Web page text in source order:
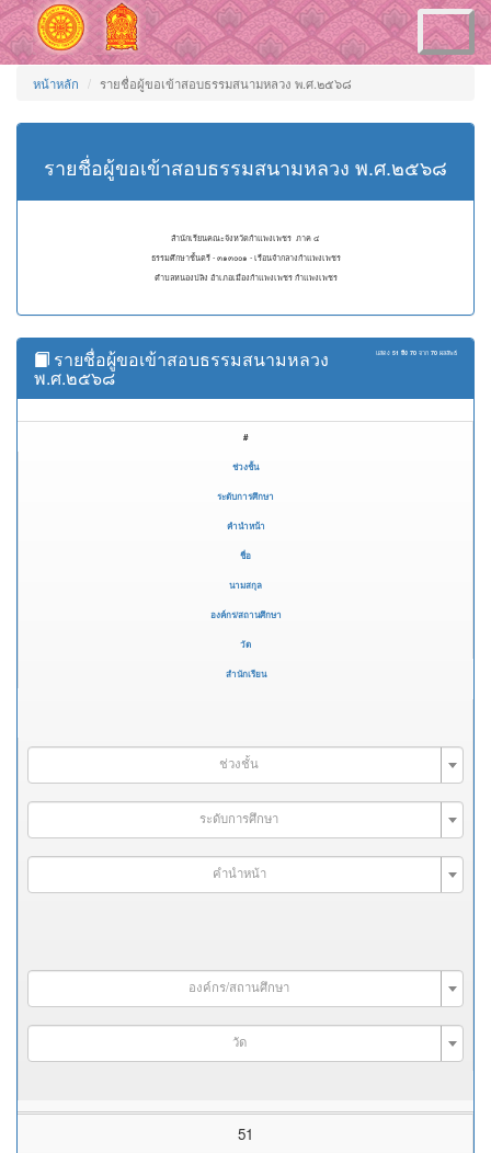
Toggle
navigation
หน้าหลัก รายชื่อผู้ขอเข้าสอบธรรมสนามหลวง พ.ศ.๒๕๖๘
รายชื่อผู้ขอเข้าสอบธรรมสนามหลวง พ.ศ.๒๕๖๘
สำนักเรียนคณะจังหวัดกำแพงเพชร ภาค ๔
ธรรมศึกษาชั้นตรี - ๓๑๓๐๐๑ - เรือนจำกลางกำแพงเพชร
ตำบลหนองปลิง อำเภอเมืองกำแพงเพชร กำแพงเพชร
แสดง 51 ถึง 70 จาก 70 ผลลัพธ์
รายชื่อผู้ขอเข้าสอบธรรมสนามหลวง
พ.ศ.๒๕๖๘
#
ช่วงชั้น
ระดับการศึกษา
คำนำหน้า
ชื่อ
นามสกุล
องค์กร/สถานศึกษา
วัด
สำนักเรียน
ช่วงชั้น
ระดับการศึกษา
คำนำหน้า
องค์กร/สถานศึกษา
วัด
51